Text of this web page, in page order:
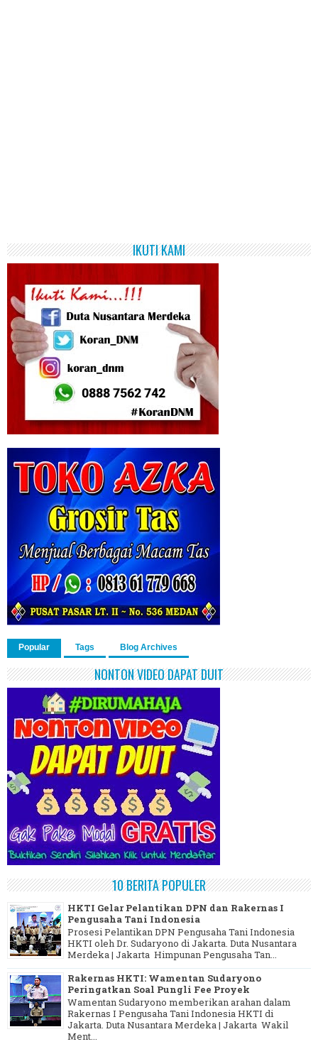
IKUTI KAMI
Popular Tags Blog Archives
NONTON VIDEO DAPAT DUIT
10 BERITA POPULER
HKTI Gelar Pelantikan DPN dan Rakernas I
Pengusaha Tani Indonesia
Prosesi Pelantikan DPN Pengusaha Tani Indonesia
HKTI oleh Dr. Sudaryono di Jakarta. Duta Nusantara
Merdeka | Jakarta Himpunan Pengusaha Tan...
Rakernas HKTI: Wamentan Sudaryono
Peringatkan Soal Pungli Fee Proyek
Wamentan Sudaryono memberikan arahan dalam
Rakernas I Pengusaha Tani Indonesia HKTI di
Jakarta. Duta Nusantara Merdeka | Jakarta Wakil
Ment...